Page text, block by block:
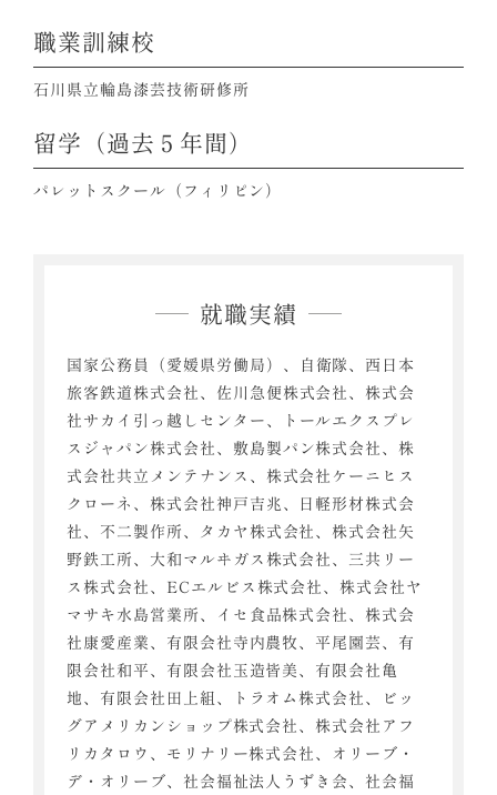
職業訓練校
石川県立輪島漆芸技術研修所
留学（過去５年間）
パレットスクール（フィリピン）
就職実績
国家公務員（愛媛県労働局）、自衛隊、西日本
旅客鉄道株式会社、佐川急便株式会社、株式会
社サカイ引っ越しセンター、トールエクスプレ
スジャパン株式会社、敷島製パン株式会社、株
式会社共立メンテナンス、株式会社ケーニヒス
クローネ、株式会社神戸吉兆、日軽形材株式会
社、不二製作所、タカヤ株式会社、株式会社矢
野鉄工所、大和マルヰガス株式会社、三共リー
ス株式会社、ECエルビス株式会社、株式会社ヤ
マサキ水島営業所、イセ食品株式会社、株式会
社康愛産業、有限会社寺内農牧、平尾園芸、有
限会社和平、有限会社玉造皆美、有限会社亀
地、有限会社田上組、トラオム株式会社、ビッ
グアメリカンショップ株式会社、株式会社アフ
リカタロウ、モリナリー株式会社、オリーブ・
デ・オリーブ、社会福祉法人うずき会、社会福